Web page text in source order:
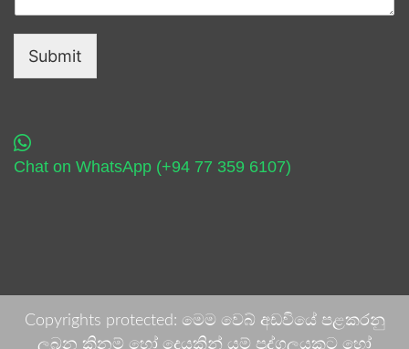
Submit
Chat on WhatsApp (+94 77 359 6107)
Copyrights protected: මෙම වෙබ් අඩවියේ පළකරනු
ලබන කිනම් හෝ දෙයකින් යම් පුද්ගලයකුට හෝ